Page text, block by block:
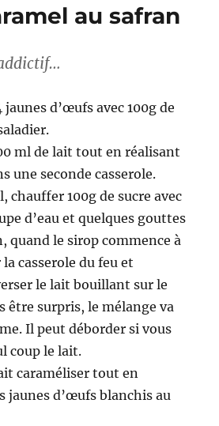
au safran
d’œufs avec 100g de
ml de lait tout en réalisant
une seconde casserole.
chauffer 100g de sucre avec
d’eau et quelques gouttes
quand le sirop commence à
casserole du feu et
le lait bouillant sur le
être surpris, le mélange va
Il peut déborder si vous
coup le lait.
caraméliser tout en
jaunes d’œufs blanchis au